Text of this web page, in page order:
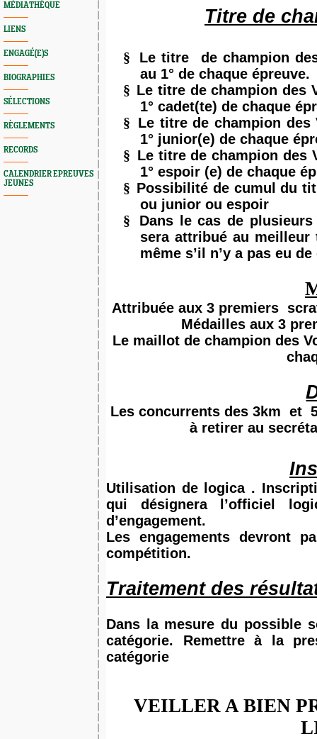
MÉDIATHÈQUE
LIENS
ENGAGÉ(E)S
BIOGRAPHIES
SÉLECTIONS
RÈGLEMENTS
RECORDS
CALENDRIER EPREUVES
JEUNES
Titre de
§ Le titre
de champion
au 1° de chaque épreuve.
§ Le titre de champion des
1° cadet(te) de chaque
§ Le titre de champion
1° junior(e) de chaque
§ Le titre de champion des
1° espoir (e) de chaque
§ Possibilité de cumul du
ou junior ou espoir
§
Dans le cas de
sera attribué au meilleur
même s’il n’y a pas eu
Attribuée aux 3 premiers
Médailles aux 3
Le maillot de champion des
Les concurrents des 3km et
à retirer au
Utilisation de logica .
qui désignera l’officiel
d’engagement.
Les engagements devront
compétition.
Traitement des
Dans la mesure du possible
catégorie. Remettre à la
catégorie
VEILLER A BIEN